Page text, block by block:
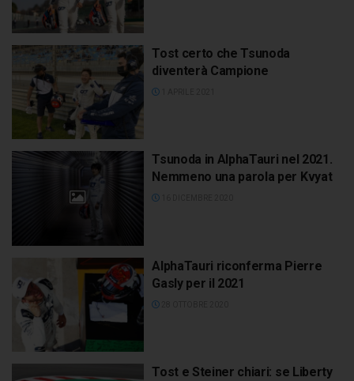
Tost certo che Tsunoda
diventerà Campione
Tsunoda in AlphaTauri nel 2021.
Nemmeno una parola per Kvyat
AlphaTauri riconferma Pierre
Gasly per il 2021
Tost e Steiner chiari: se Liberty